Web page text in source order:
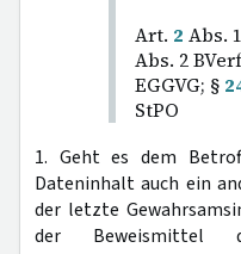
Art. 2 Abs.
Abs. 2
EGGVG; §
StPO
1. Geht es dem
Dateninhalt auch ein
der letzte
der Beweismittel